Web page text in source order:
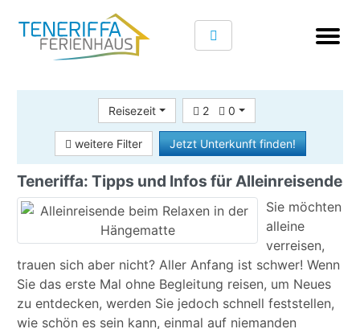
Reisezeit 2 0
weitere Filter Jetzt Unterkunft finden!
Teneriffa: Tipps und Infos für Alleinreisende
Sie möchten
alleine
verreisen,
trauen sich aber nicht? Aller Anfang ist schwer! Wenn
Sie das erste Mal ohne Begleitung reisen, um Neues
zu entdecken, werden Sie jedoch schnell feststellen,
wie schön es sein kann, einmal auf niemanden